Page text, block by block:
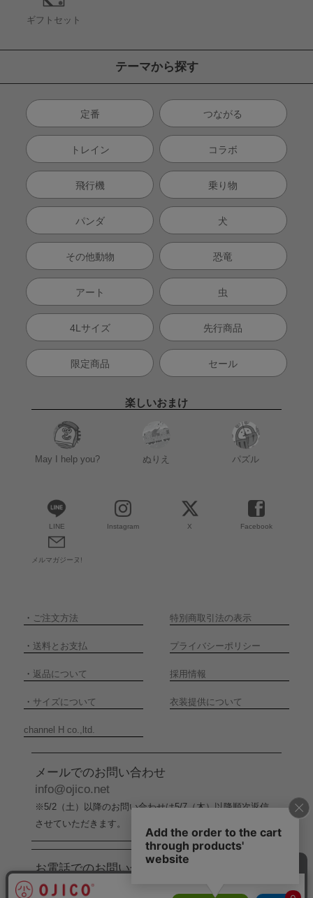
ギフトセット
テーマから探す
定番 つながる
トレイン コラボ
飛行機 乗り物
パンダ 犬
その他動物 恐竜
アート 虫
4Lサイズ 先行商品
限定商品 セール
楽しいおまけ
May I help you? ぬりえ パズル
LINE Instagram X Facebook
メルマガジーヌ!
・ ご注文方法 特別商取引法の表示
・ 送料とお支払 プライバシーポリシー
・ 返品について 採用情報
・ サイズについて 衣装提供について
channel H co.,ltd.
メールでのお問い合わせ
info@ojico.net
※5/2（土）以降のお問い合わせは5/7（木）以降順次返信
させていただきます。
お電話でのお問い合わせ
076-246-5050